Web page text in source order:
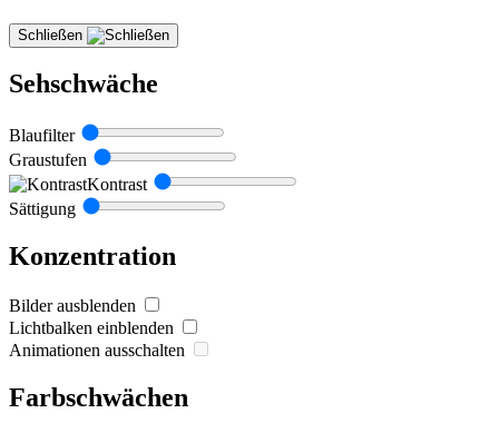
Schließen
Sehschwäche
Blaufilter
Graustufen
Kontrast
Sättigung
Konzentration
Bilder ausblenden
Lichtbalken einblenden
Animationen ausschalten
Farbschwächen